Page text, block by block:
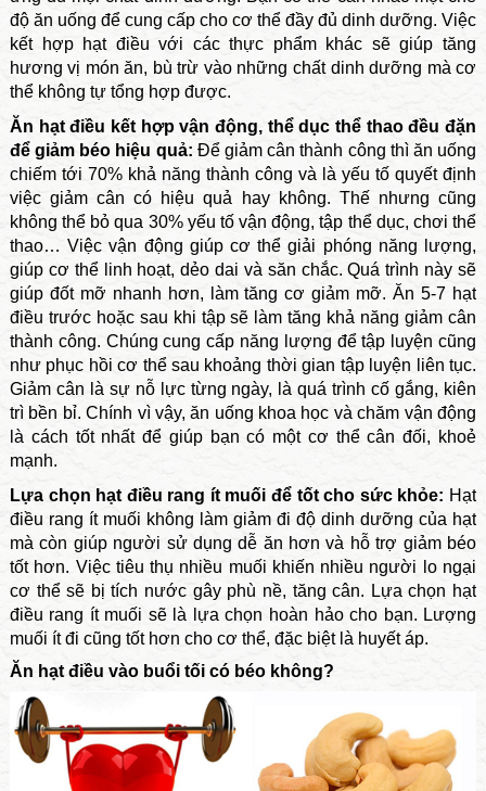
độ ăn uống để cung cấp cho cơ thể đầy đủ dinh dưỡng. Việc
kết hợp hạt điều với các thực phẩm khác sẽ giúp tăng
hương vị món ăn, bù trừ vào những chất dinh dưỡng mà cơ
thể không tự tổng hợp được.
Ăn hạt điều kết hợp vận động, thể dục thể thao đều đặn
để giảm béo hiệu quả: Để giảm cân thành công thì ăn uống
chiếm tới 70% khả năng thành công và là yếu tố quyết định
việc giảm cân có hiệu quả hay không. Thế nhưng cũng
không thể bỏ qua 30% yếu tố vận động, tập thể dục, chơi thể
thao… Việc vận động giúp cơ thể giải phóng năng lượng,
giúp cơ thể linh hoạt, dẻo dai và săn chắc. Quá trình này sẽ
giúp đốt mỡ nhanh hơn, làm tăng cơ giảm mỡ. Ăn 5-7 hạt
điều trước hoặc sau khi tập sẽ làm tăng khả năng giảm cân
thành công. Chúng cung cấp năng lượng để tập luyện cũng
như phục hồi cơ thể sau khoảng thời gian tập luyện liên tục.
Giảm cân là sự nỗ lực từng ngày, là quá trình cố gắng, kiên
trì bền bỉ. Chính vì vậy, ăn uống khoa học và chăm vận động
là cách tốt nhất để giúp bạn có một cơ thể cân đối, khoẻ
mạnh.
Lựa chọn hạt điều rang ít muối để tốt cho sức khỏe: Hạt
điều rang ít muối không làm giảm đi độ dinh dưỡng của hạt
mà còn giúp người sử dụng dễ ăn hơn và hỗ trợ giảm béo
tốt hơn. Việc tiêu thụ nhiều muối khiến nhiều người lo ngại
cơ thể sẽ bị tích nước gây phù nề, tăng cân. Lựa chọn hạt
điều rang ít muối sẽ là lựa chọn hoàn hảo cho bạn. Lượng
muối ít đi cũng tốt hơn cho cơ thể, đặc biệt là huyết áp.
Ăn hạt điều vào buổi tối có béo không?